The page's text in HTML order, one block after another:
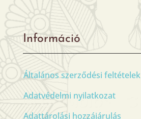
Információ
Általános szerződési feltételek
Adatvédelmi nyilatkozat
Adattárolási hozzájárulás